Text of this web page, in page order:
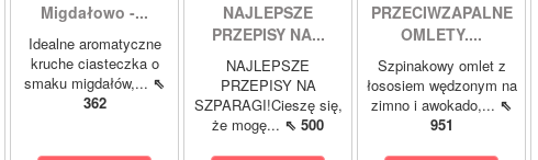
Migdałowo -...
Idealne aromatyczne
kruche ciasteczka o
smaku migdałów,... ⇖
362
NAJLEPSZE
PRZEPISY NA...
NAJLEPSZE
PRZEPISY NA
SZPARAGI!Cieszę się,
że mogę... ⇖ 500
PRZECIWZAPALNE
OMLETY....
Szpinakowy omlet z
łososiem wędzonym na
zimno i awokado,... ⇖
951